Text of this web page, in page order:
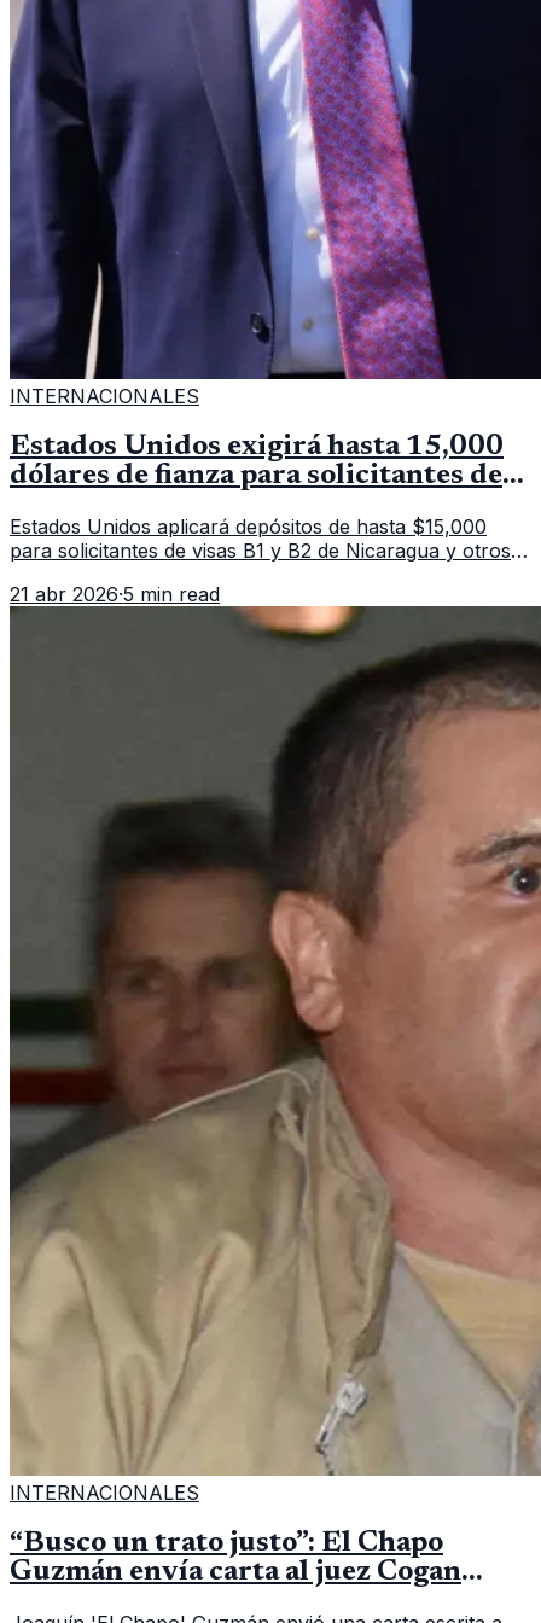
INTERNACIONALES
Estados Unidos exigirá hasta 15,000
dólares de fianza para solicitantes de
Estados Unidos aplicará depósitos de hasta $15,000
para solicitantes de visas B1 y B2 de Nicaragua y otros
nuevas políticas migratorias.
21 abr 2026·5 min read
INTERNACIONALES
“Busco un trato justo”: El Chapo
Guzmán envía carta al juez Cogan